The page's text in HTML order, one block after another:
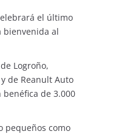
el último
bienvenida al
Logroño,
de Reanult Auto
de 3.000
pequeños como